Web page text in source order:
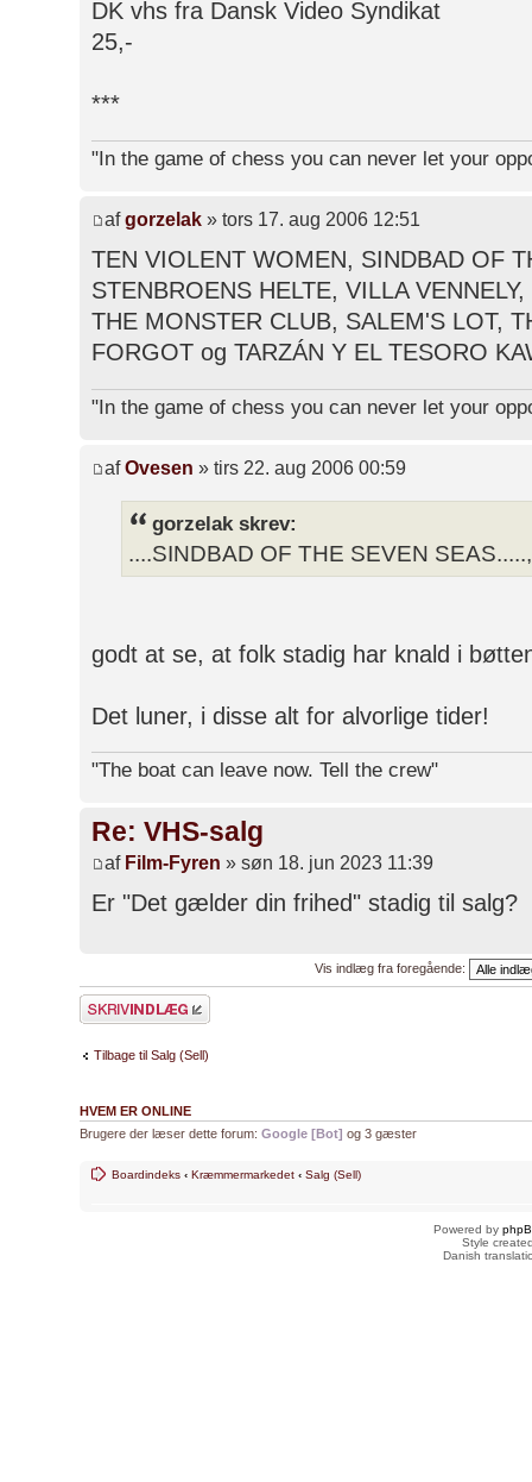
DK vhs fra Dansk Video Syndikat
25,-
***
"In the game of chess you can never let your
afgorzelak » tors 17. aug 2006 12:51
TEN VIOLENT WOMEN, SINDBAD OF
STENBROENS HELTE, VILLA
THE MONSTER CLUB, SALEM'S LOT,
FORGOT og TARZÁN Y EL TESORO
"In the game of chess you can never let your
afOvesen » tirs 22. aug 2006 00:59
gorzelak skrev:
....SINDBAD OF THE SEVEN
godt at se, at folk stadig har knald i
Det luner, i disse alt for alvorlige tider!
"The boat can leave now. Tell the crew"
Re: VHS-salg
af Film-Fyren » søn 18. jun 2023 11:39
Er "Det gælder din frihed" stadig til salg?
Vis indlæg fra foregående:
Skriv et svar
Tilbage til Salg (Sell)
HVEM ER ONLINE
Brugere der læser dette forum: Google [Bot] og 3 gæster
Boardindeks ‹ Kræmmermarkedet ‹ Salg (Sell)
Powered by
Style
Danish